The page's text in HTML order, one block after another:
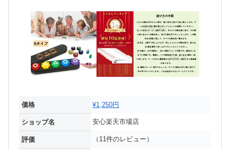
価格 ¥1,250円
ショップ名 安心楽天市場店
評価 （11件のレビュー）